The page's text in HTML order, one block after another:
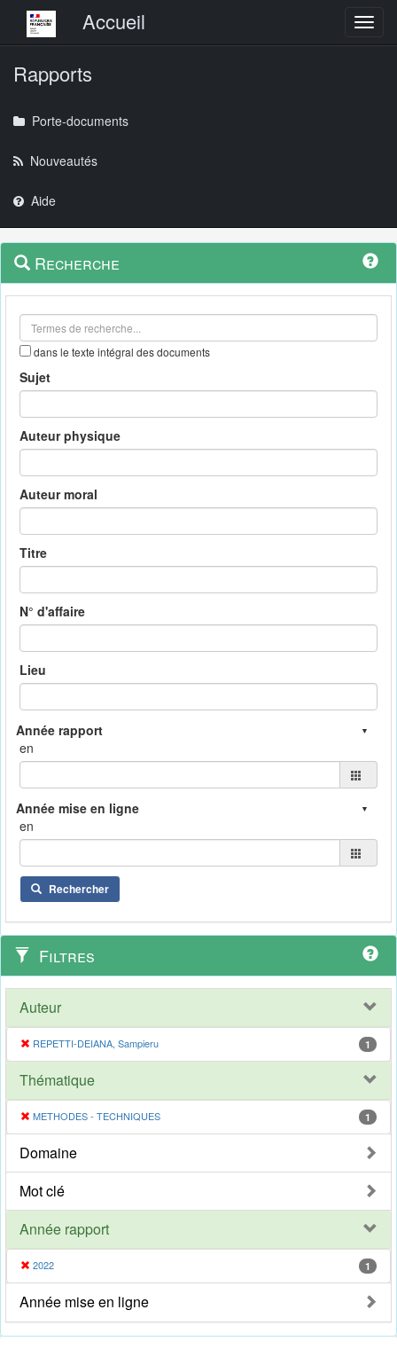
Menu principalAccueil
Rapports
Porte-documents
Nouveautés
Aide
Navigation
outils
Menu
contextuel
Recherche
dans le texte intégral des documents
Sujet
Auteur physique
Auteur moral
Titre
N° d'affaire
Lieu
en
en
Rechercher
Filtres
Auteur
REPETTI-DEIANA, Sampieru 1
Thématique
METHODES - TECHNIQUES 1
Domaine
Mot clé
Année rapport
2022 1
Année mise en ligne